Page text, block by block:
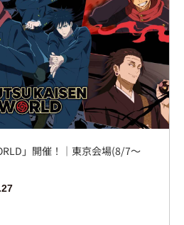
」開催！｜東京会場(8/7～